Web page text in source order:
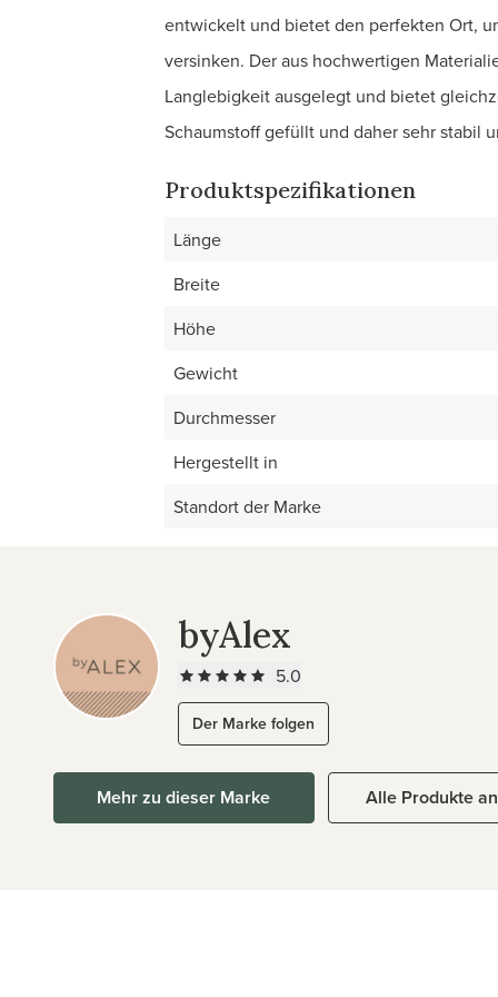
entwickelt und bietet den perfekten Ort,
versinken. Der aus hochwertigen
Langlebigkeit ausgelegt und bietet
Schaumstoff gefüllt und daher sehr stabil
Produktspezifikationen
Länge
Breite
Höhe
Gewicht
Durchmesser
Hergestellt in
Standort der Marke
byAlex
5.0
Der Marke folgen
Mehr zu dieser Marke Alle Produkte